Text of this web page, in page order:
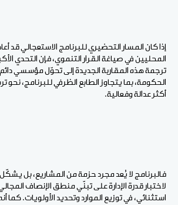
إذا كان المسار التحضيري للبرنامج الاستعجالي قد
المحليين في صياغة القرار التنموي، فإن التحدي
ترجمة هذه المقاربة الجديدة إلى تحوّل مؤسسي
الحكومة، بما يتجاوز الطابع الظرفي للبرنامج،
أكثر عدالة وفعالية.
فالبرنامج لا يُعد مجرد حزمة من المشاريع، بل
لاختبار قدرة الإدارة على تبنّي منطق الإنصاف
استثنائي، في توزيع الموارد وتحديد الأولويات. كما